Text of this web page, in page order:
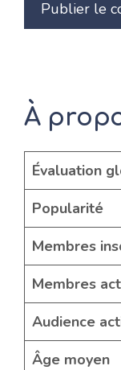
À
Évaluation
Popularité
Membres
Membres
Audience
Âge moyen